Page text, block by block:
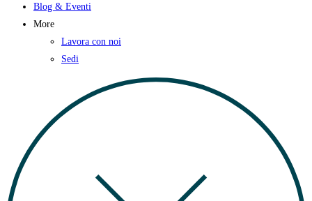
Blog & Eventi
More
Lavora con noi
Sedi